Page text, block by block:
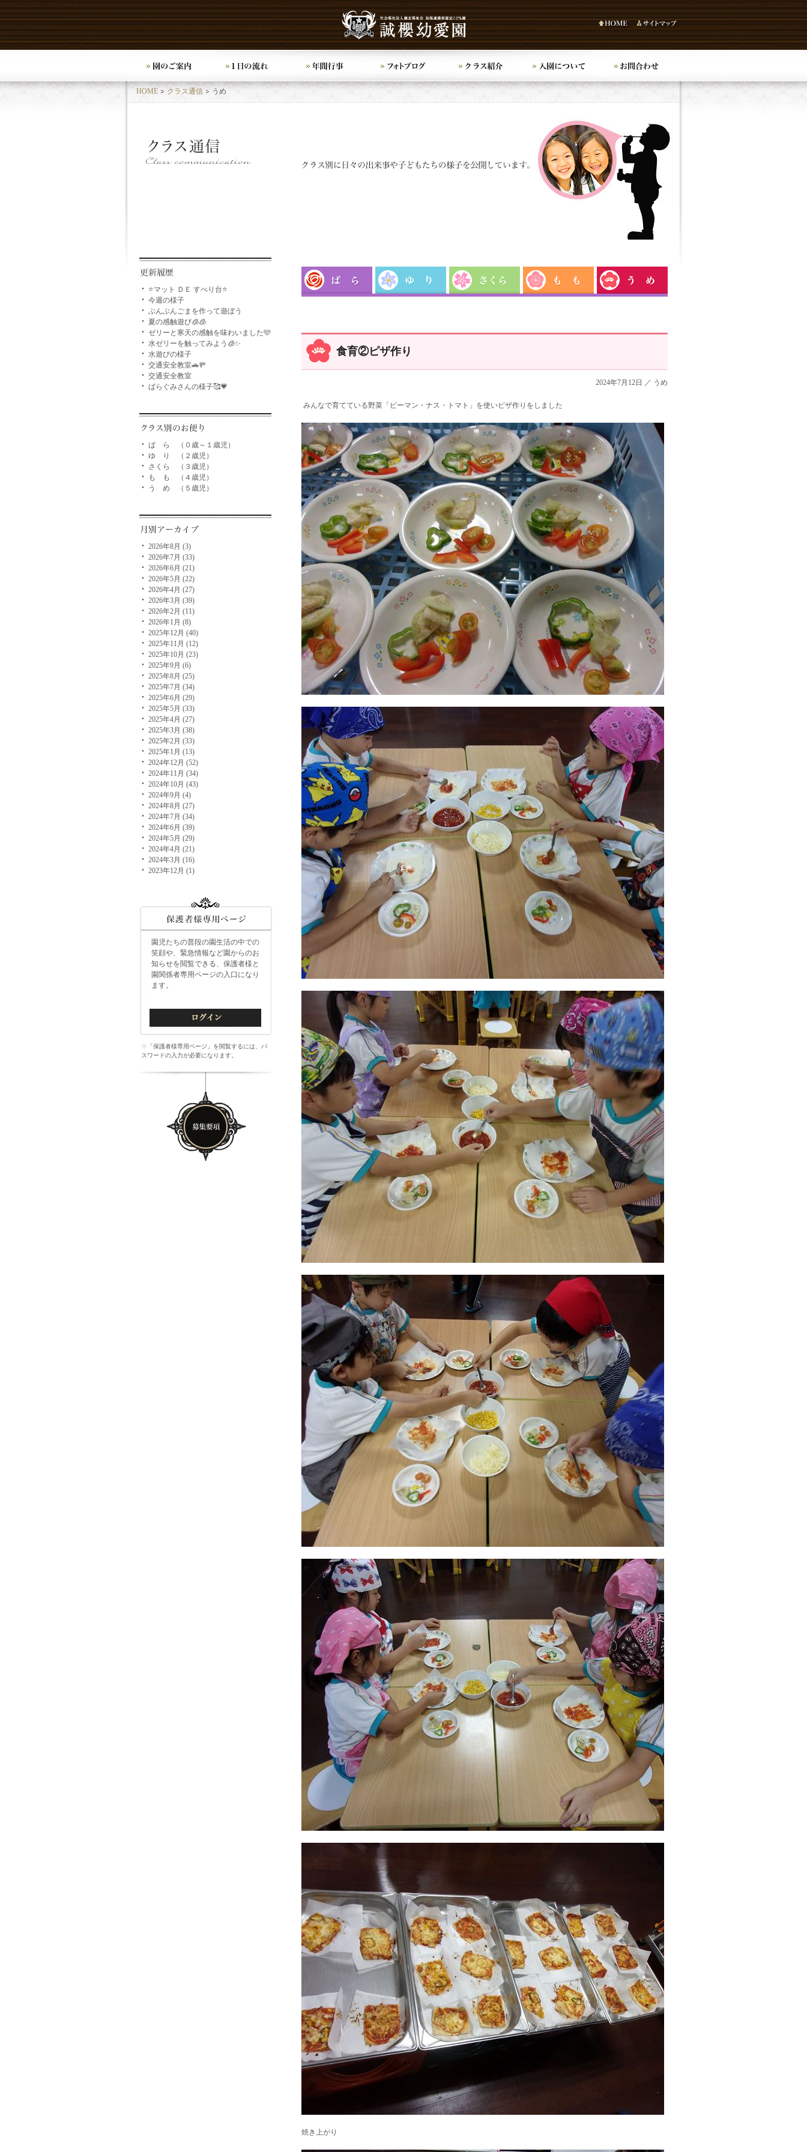
HOME クラス通信 うめ
⭐マット ＤＥ すべり台⭐
今週の様子
ぶんぶんごまを作って遊ぼう
夏の感触遊び🧊🧊
ゼリーと寒天の感触を味わいました🩵
水ゼリーを触ってみよう🧊✨
水遊びの様子
交通安全教室🚗🚥
交通安全教室
ばらぐみさんの様子🥰💗
ば ら （０歳～１歳児）
ゆ り （２歳児）
さくら （３歳児）
も も （４歳児）
う め （５歳児）
2026年8月 (3)
2026年7月 (33)
2026年6月 (21)
2026年5月 (22)
2026年4月 (27)
2026年3月 (39)
2026年2月 (11)
2026年1月 (8)
2025年12月 (40)
2025年11月 (12)
2025年10月 (23)
2025年9月 (6)
2025年8月 (25)
2025年7月 (34)
2025年6月 (29)
2025年5月 (33)
2025年4月 (27)
2025年3月 (38)
2025年2月 (33)
2025年1月 (13)
2024年12月 (52)
2024年11月 (34)
2024年10月 (43)
2024年9月 (4)
2024年8月 (27)
2024年7月 (34)
2024年6月 (39)
2024年5月 (29)
2024年4月 (21)
2024年3月 (16)
2023年12月 (1)
園児たちの普段の園生活の中での
笑顔や、緊急情報など園からのお
知らせを閲覧できる、保護者様と
園関係者専用ページの入口になり
ます。
※ 「保護者様専用ページ」を閲覧するには、パ
スワードの入力が必要になります。
食育②ピザ作り
2024年7月12日 ／ うめ
みんなで育てている野菜「ピーマン・ナス・トマト」を使いピザ作りをしました
焼き上がり